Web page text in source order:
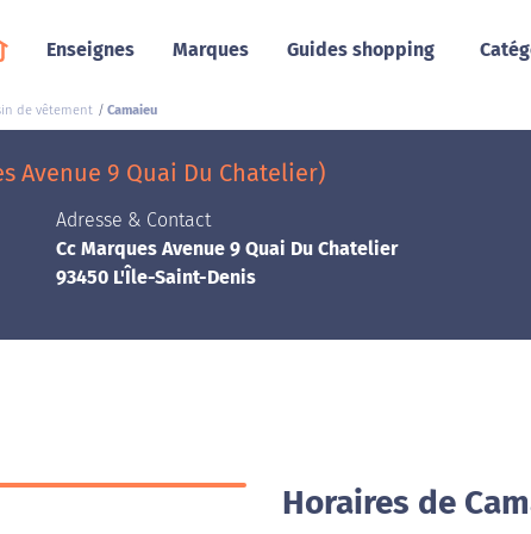
Enseignes Marques Guides shopping
de vêtement Camaieu
Avenue 9 Quai Du Chatelier)
Adresse & Contact
Cc Marques Avenue 9 Quai Du Chatelier
93450 L'Île-Saint-Denis
Horaires de